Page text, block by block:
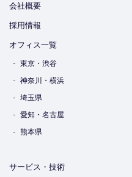
会社概要
採用情報
オフィス一覧
東京・渋谷
神奈川・横浜
埼玉県
愛知・名古屋
熊本県
サービス・技術